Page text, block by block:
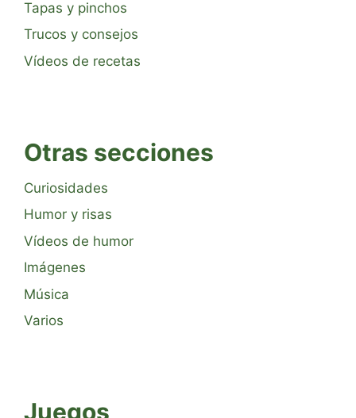
Tapas y pinchos
Trucos y consejos
Vídeos de recetas
Otras secciones
Curiosidades
Humor y risas
Vídeos de humor
Imágenes
Música
Varios
Juegos